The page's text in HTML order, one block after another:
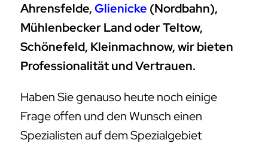
Ahrensfelde,Glienicke (Nordbahn),
Mühlenbecker Land oder Teltow,
Schönefeld, Kleinmachnow, wir bieten
Professionalität und Vertrauen.
Haben Sie genauso heute noch einige
Frage offen und den Wunsch einen
Spezialisten auf dem Spezialgebiet